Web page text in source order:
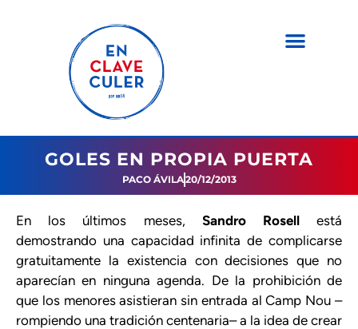
GOLES EN PROPIA PUERTA
PACO ÁVILA20/12/2013
En los últimos meses, Sandro Rosellestá
demostrando una capacidad infinita de complicarse
gratuitamente la existencia con decisiones que no
aparecían en ninguna agenda. De la prohibición de
que los menores asistieran sin entrada al Camp Nou –
rompiendo una tradición centenaria– a la idea de crear